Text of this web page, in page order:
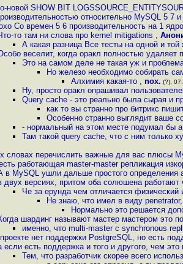
новой SHOW BIT
относительно MySQL 5 7
Со времен 5 6 производительность на 1
то там ни слова про kernel mitigations ,
А какая разница Все тесты на одной и
веселит, когда оракл полностью удаляет
Это на самом деле не такая уж и
Но железо необходимо собирать
Алхимия какая-то , nox. (?),
Ну, просто оракл опрашивал
Query cache - это реально была сырая и
как то вы странно про битрикс
Особенно странно выглядит ваше
- нормальный на этом месте подумал бы
Там такой query cache, что с ним только
словах перечислить важные для вас плюсы
работающая master-master репликация
в MySQL ушли дальше простого определения
двух версиях, притом оба солюшена работают
Че за ерунда чем отличается
Не знаю, что имел в виду
Нормально это решается
шардинг называют мастер мастером это
именно, что multi-master с synchronous
нет поддержки PostgreSQL, но есть
если есть поддержка и того и другого, чем
Тем, что разработчик скорее всего